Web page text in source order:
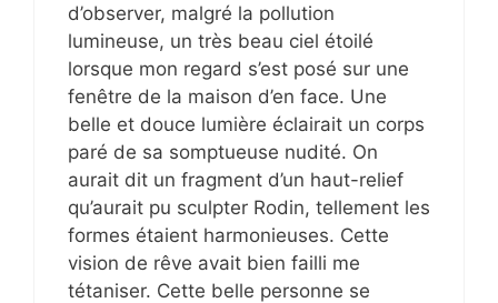
d’observer, malgré la pollution
lumineuse, un très beau ciel étoilé
lorsque mon regard s’est posé sur une
fenêtre de la maison d’en face. Une
belle et douce lumière éclairait un corps
paré de sa somptueuse nudité. On
aurait dit un fragment d’un haut-relief
qu’aurait pu sculpter Rodin, tellement les
formes étaient harmonieuses. Cette
vision de rêve avait bien failli me
tétaniser. Cette belle personne se